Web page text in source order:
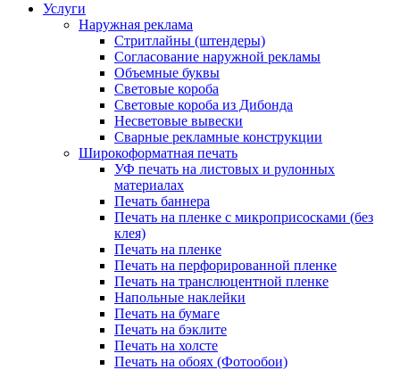
Услуги
Наружная реклама
Стритлайны (штендеры)
Согласование наружной рекламы
Объемные буквы
Световые короба
Световые короба из Дибонда
Несветовые вывески
Сварные рекламные конструкции
Широкоформатная печать
УФ печать на листовых и рулонных
материалах
Печать баннера
Печать на пленке с микроприсосками (без
клея)
Печать на пленке
Печать на перфорированной пленке
Печать на транслюцентной пленке
Напольные наклейки
Печать на бумаге
Печать на бэклите
Печать на холсте
Печать на обоях (Фотообои)